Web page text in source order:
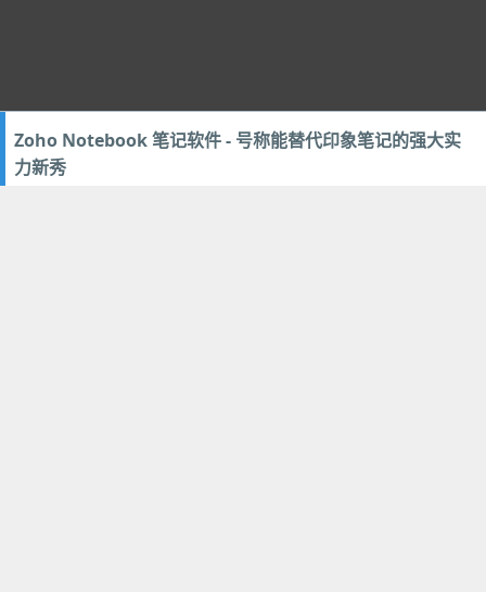
Zoho Notebook 笔记软件 - 号称能替代印象笔记的强大实
力新秀